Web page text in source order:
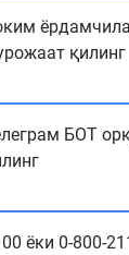
қилинг
БОТ
ёки 0-800-